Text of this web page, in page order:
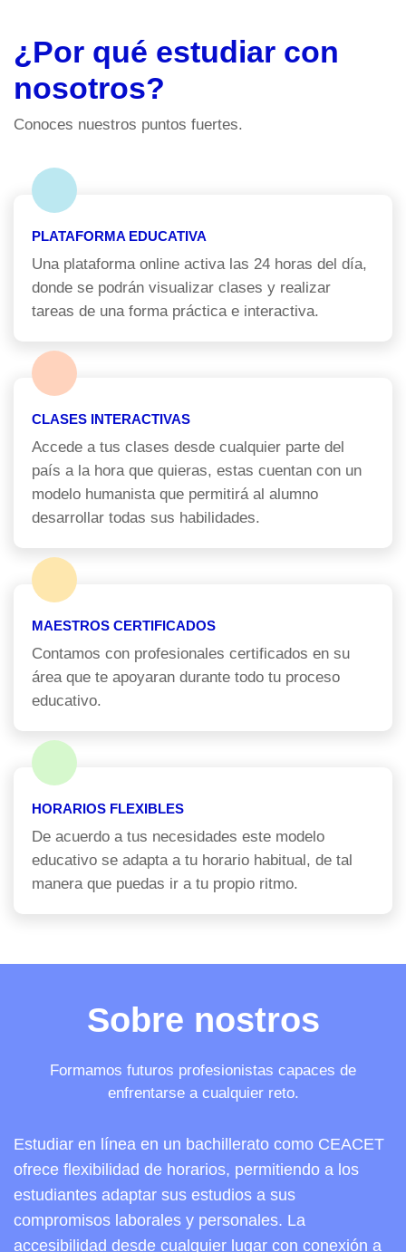
¿Por qué estudiar con
nosotros?
Conoces nuestros puntos fuertes.
PLATAFORMA EDUCATIVA
Una plataforma online activa las 24 horas del día,
donde se podrán visualizar clases y realizar
tareas de una forma práctica e interactiva.
CLASES INTERACTIVAS
Accede a tus clases desde cualquier parte del
país a la hora que quieras, estas cuentan con un
modelo humanista que permitirá al alumno
desarrollar todas sus habilidades.
MAESTROS CERTIFICADOS
Contamos con profesionales certificados en su
área que te apoyaran durante todo tu proceso
educativo.
HORARIOS FLEXIBLES
De acuerdo a tus necesidades este modelo
educativo se adapta a tu horario habitual, de tal
manera que puedas ir a tu propio ritmo.
Sobre nostros
Formamos futuros profesionistas capaces de
enfrentarse a cualquier reto.
Estudiar en línea en un bachillerato como CEACET
ofrece flexibilidad de horarios, permitiendo a los
estudiantes adaptar sus estudios a sus
compromisos laborales y personales. La
accesibilidad desde cualquier lugar con conexión a